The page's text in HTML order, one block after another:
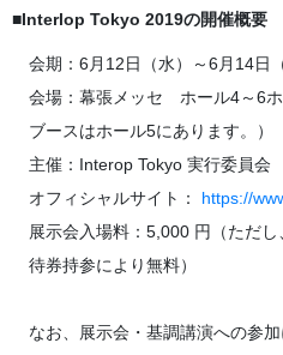
■Interlop Tokyo 2019の開催概要
会期：6月12日（水）～6月14日（
会場：幕張メッセ ホール4～6
ブースはホール5にあります。）
主催：Interop Tokyo 実行委員会
オフィシャルサイト： https://
展示会入場料：5,000 円（ただ
待券持参により無料）
なお、展示会・基調講演への参